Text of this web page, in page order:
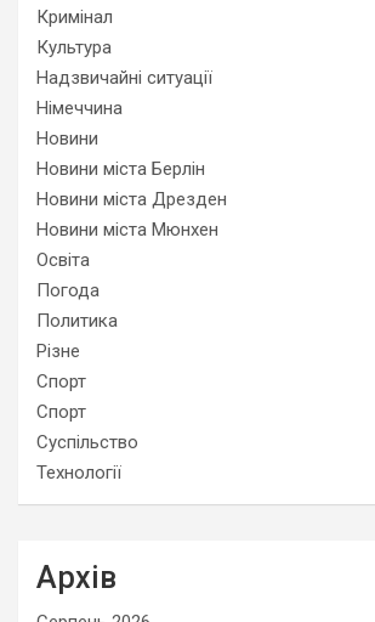
Кримінал
Культура
Надзвичайні ситуації
Німеччина
Новини
Новини міста Берлін
Новини міста Дрезден
Новини міста Мюнхен
Освіта
Погода
Политика
Різне
Спорт
Спорт
Суспільство
Технології
Архів